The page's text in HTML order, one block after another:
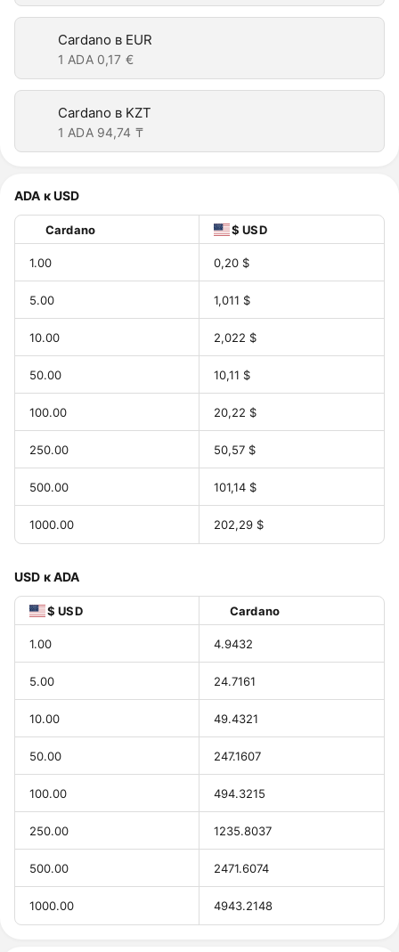
Cardano в EUR
1 ADA 0,17 €
Cardano в KZT
1 ADA 94,74 ₸
ADA к USD
Cardano $ USD
1.00 0,20 $
5.00 1,011 $
10.00 2,022 $
50.00 10,11 $
100.00 20,22 $
250.00 50,57 $
500.00 101,14 $
1000.00 202,29 $
USD к ADA
$ USD Cardano
1.00 4.9432
5.00 24.7161
10.00 49.4321
50.00 247.1607
100.00 494.3215
250.00 1235.8037
500.00 2471.6074
1000.00 4943.2148